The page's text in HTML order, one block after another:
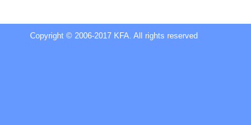
Copyright © 2006-2017 KFA. All rights reserved